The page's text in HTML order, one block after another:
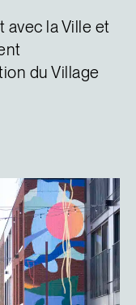
avec la Ville et
du Village